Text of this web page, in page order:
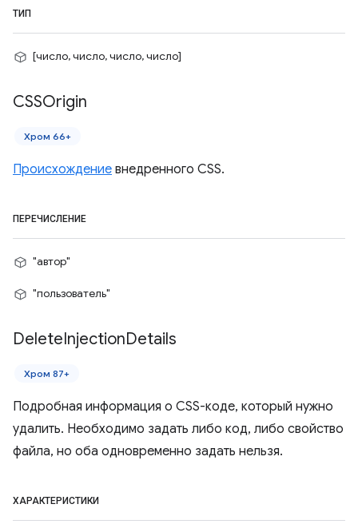
ТИП
[число, число, число, число]
CSSOrigin
Хром 66+
Происхождение внедренного CSS.
ПЕРЕЧИСЛЕНИЕ
"автор"
"пользователь"
DeleteInjectionDetails
Хром 87+
Подробная информация о CSS-коде, который нужно
удалить. Необходимо задать либо код, либо свойство
файла, но оба одновременно задать нельзя.
ХАРАКТЕРИСТИКИ